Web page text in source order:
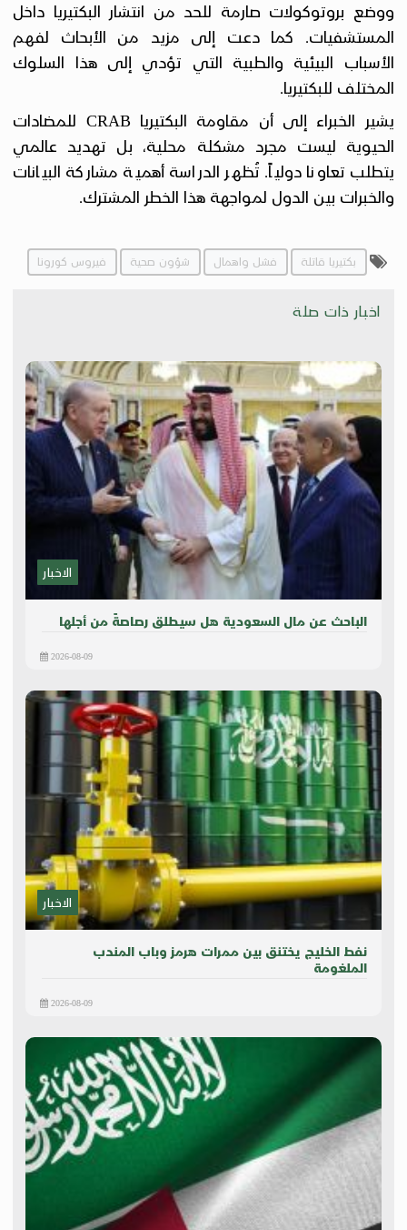
ووضع بروتوكولات صارمة للحد من انتشار البكتيريا داخل
المستشفيات. كما دعت إلى مزيد من الأبحاث لفهم
الأسباب البيئية والطبية التي تؤدي إلى هذا السلوك
المختلف للبكتيريا.
يشير الخبراء إلى أن مقاومة البكتيريا CRAB للمضادات
الحيوية ليست مجرد مشكلة محلية، بل تهديد عالمي
يتطلب تعاونا دولياً. تُظهر الدراسة أهمية مشاركة البيانات
والخبرات بين الدول لمواجهة هذا الخطر المشترك.
بكتيريا قاتلة فشل واهمال شؤون صحية فيروس كورونا
اخبار ذات صلة
الاخبار
الباحث عن مال السعودية هل سيطلق رصاصةً من أجلها
2026-08-09
الاخبار
نفط الخليج يختنق بين ممرات هرمز وباب المندب
الملغومة
2026-08-09